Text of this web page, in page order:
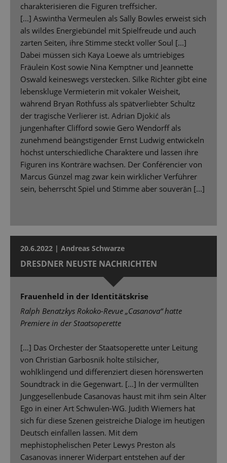
charakterisieren die Figuren treffsicher.
[...] Aswintha Vermeulen als Sally Bowles erweist sich
als wildes Energiebündel mit Spielfreude und auch
zarten Seiten, ihre Stimme steckt voller Soul [...]
Dabei müssen sich Kaya Loewe als umtriebiges
Fräulein Kost sowie Nina Kemptner und Jeannette
Oswald keineswegs verstecken. Silke Richter gibt eine
lebenskluge Vermieterin mit vokaler Weisheit,
während Bryan Rothfuss als spätverliebter Schultz
der tragische Verlierer ist. Adrian Djokić als
jungenhafter Clifford sowie Gero Wendorff als
zunehmend beängstigender Ernst Ludwig entwickeln
höchst unterschiedliche Charaktere und lassen ihre
Figuren ins Konträre wachsen. Der Conférencier von
Marcus Günzel mag zwar kein wirklicher Verführer
sein, beherrscht Spiel und Stimme aber souverän [...]
20.6.2022 | Andreas Schwarze
DRESDNER NEUSTE NACHRICHTEN
Frauenheld in der Identitätskrise
Ralph Benatzkys Rokoko-Revue „Casanova“ hatte
Premiere in der Staatsoperette
[…] Das Orchester der Staatsoperette unter Leitung
von Christian Garbosnik holte stilsicher,
wohlklingend und differenziert diesen hörenswerten
Soundtrack in die Gegenwart. […] In der vermüllten
Junggesellenbude Casanovas haust mit ihm sein Alter
Ego in einer Art Schwulen-WG. Judith Wiemers hat
sich für diese Szenen geistreiche Dialoge im heutigen
Deutsch einfallen lassen. Mit dem
mephistophelischen Peter Lewys Preston als
Casanovas innerer Widerpart entstehen auf der